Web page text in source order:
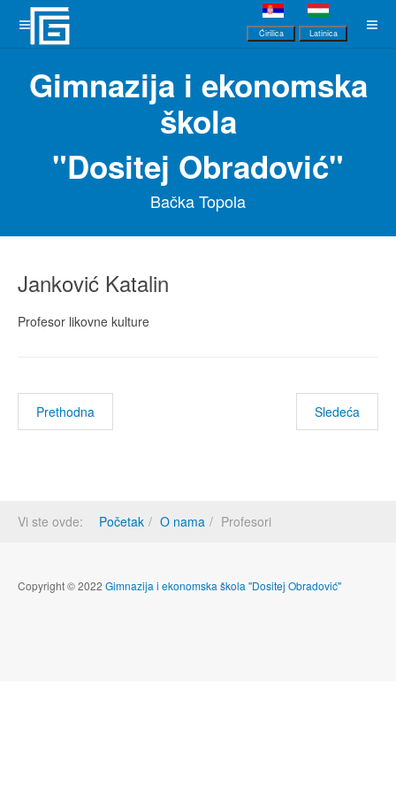
Ćirilica Latinica
Gimnazija i ekonomska
škola
"Dositej Obradović"
Bačka Topola
Janković Katalin
Profesor likovne kulture
Prethodna Sledeća
Vi ste ovde: Početak O nama Profesori
Copyright © 2022 Gimnazija i ekonomska škola "Dositej Obradović"